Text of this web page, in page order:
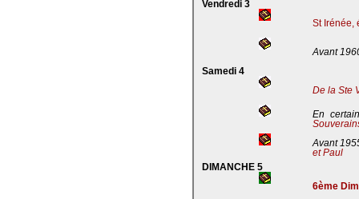
Vendredi 3
St Irénée,
Avant
Samedi 4
De la Ste
En
Avant
et Paul
DIMANCHE 5
6ème